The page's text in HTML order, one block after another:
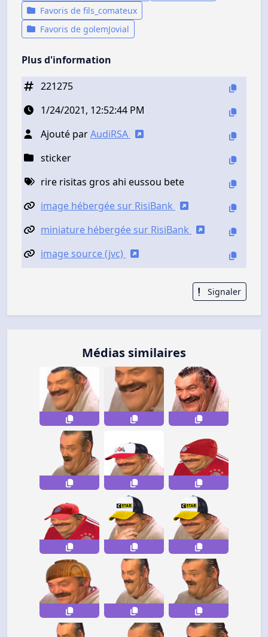
Favoris de fils_comateux
Favoris de golemJovial
Plus d'information
221275
1/24/2021, 12:52:44 PM
Ajouté parAudiRSA
sticker
rire risitas gros ahi eussou bete
image hébergée sur RisiBank
miniature hébergée sur RisiBank
image source (jvc)
Signaler
Médias similaires